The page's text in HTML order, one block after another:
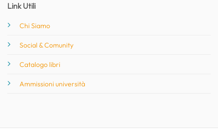
Link Utili
Chi Siamo
Social & Comunity
Catalogo libri
Ammissioni università